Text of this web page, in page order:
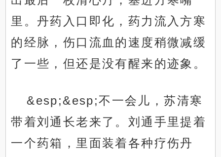
里。丹药入口即化，药力流入方寒
的经脉，伤口流血的速度稍微减缓
了一些，但还是没有醒来的迹象。
&esp;&esp;不一会儿，苏清寒
带着刘通长老来了。刘通手里提着
一个药箱，里面装着各种疗伤丹